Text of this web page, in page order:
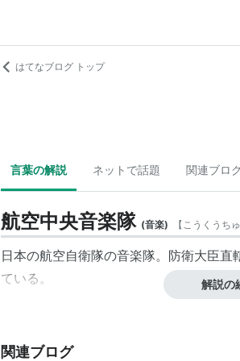
はてなブログ トップ
言葉の解説 ネットで話題 関連ブロ
航空中央音楽隊 (音楽) 【こうくうち
日本の航空自衛隊の音楽隊。防衛大臣
ている。
解説の
関連ブログ